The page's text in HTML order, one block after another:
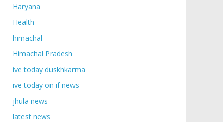
Haryana
Health
himachal
Himachal Pradesh
ive today duskhkarma
ive today on if news
jhula news
latest news